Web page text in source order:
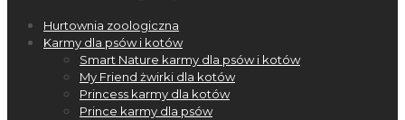
Hurtownia zoologiczna
Karmy dla psów i kotów
Smart Nature karmy dla psów i kotów
My Friend żwirki dla kotów
Princess karmy dla kotów
Prince karmy dla psów